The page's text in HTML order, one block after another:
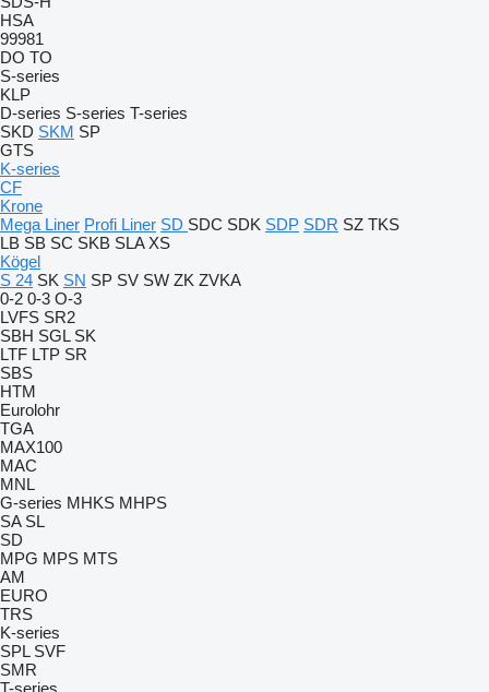
HSA
99981
DO TO
S-series
KLP
D-series S-series T-series
SKD SKM SP
GTS
K-series
CF
Krone
Mega Liner Profi Liner SD SDC SDK SDP SDR SZ TKS
LB SB SC SKB SLA XS
Kögel
S 24 SK SN SP SV SW ZK ZVKA
0-2 0-3 O-3
LVFS SR2
SBH SGL SK
LTF LTP SR
SBS
HTM
Eurolohr
TGA
MAX100
MAC
MNL
G-series MHKS MHPS
SA SL
SD
MPG MPS MTS
AM
EURO
TRS
K-series
SPL SVF
SMR
T-series